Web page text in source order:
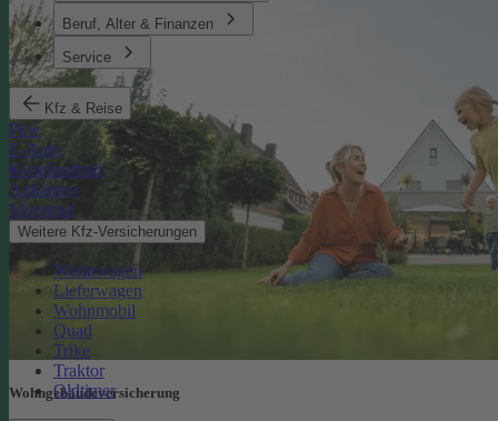
Beruf, Alter & Finanzen
Service
Kfz & Reise
Pkw
E-Auto
Kleinkraftrad
Anhänger
Motorrad
Weitere Kfz-Versicherungen
Wohnwagen
Lieferwagen
Wohnmobil
Quad
Trike
Traktor
Oldtimer
Wohngebäude­versicherung